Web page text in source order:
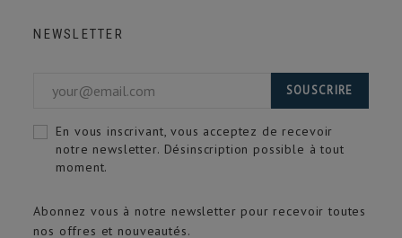
NEWSLETTER
Abonnez vous à notre newsletter pour recevoir toutes
nos offres et nouveautés.
SOUSCRIRE
En vous inscrivant, vous acceptez de recevoir
notre newsletter. Désinscription possible à tout
moment.